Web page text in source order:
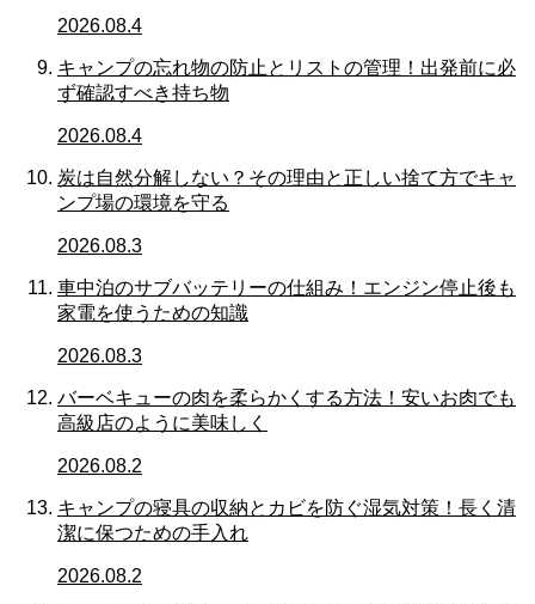
2026.08.4
キャンプの忘れ物の防止とリストの管理！出発前に必
ず確認すべき持ち物
2026.08.4
炭は自然分解しない？その理由と正しい捨て方でキャ
ンプ場の環境を守る
2026.08.3
車中泊のサブバッテリーの仕組み！エンジン停止後も
家電を使うための知識
2026.08.3
バーベキューの肉を柔らかくする方法！安いお肉でも
高級店のように美味しく
2026.08.2
キャンプの寝具の収納とカビを防ぐ湿気対策！長く清
潔に保つための手入れ
2026.08.2